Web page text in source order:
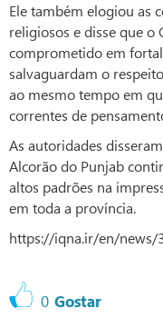
Ele também elogiou as
religiosos e disse que o
comprometido em
salvaguardam o
ao mesmo tempo em
correntes de
As autoridades
Alcorão do Punjab
altos padrões na
em toda a província.
https://iqna.ir/en/news/
0 Gostar